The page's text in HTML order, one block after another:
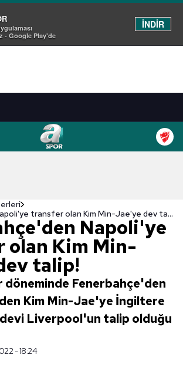
- Google Play'de
İNDİR
Fenerbahçe'den Napoli'ye transfer olan Kim Min-Jae'ye dev talip!
Napoli'ye
olan Kim Min-
talip!
Fenerbahçe'den
Kim Min-Jae'ye İngiltere
Liverpool'un talip olduğu
- 18:24